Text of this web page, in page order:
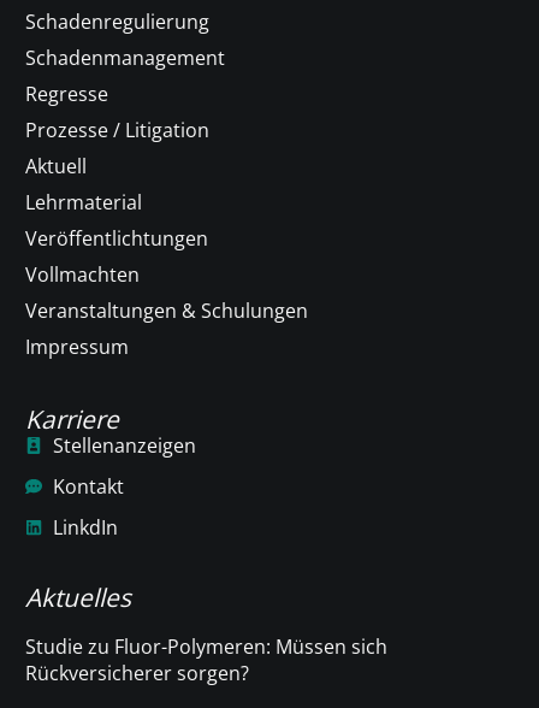
Schadenregulierung
Schadenmanagement
Regresse
Prozesse / Litigation
Aktuell
Lehrmaterial
Veröffentlichtungen
Vollmachten
Veranstaltungen & Schulungen
Impressum
Karriere
Stellenanzeigen
Kontakt
LinkdIn
Aktuelles
Studie zu Fluor-Polymeren: Müssen sich
Rückversicherer sorgen?